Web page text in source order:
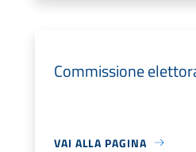
Commissione
VAI ALLA PAGINA